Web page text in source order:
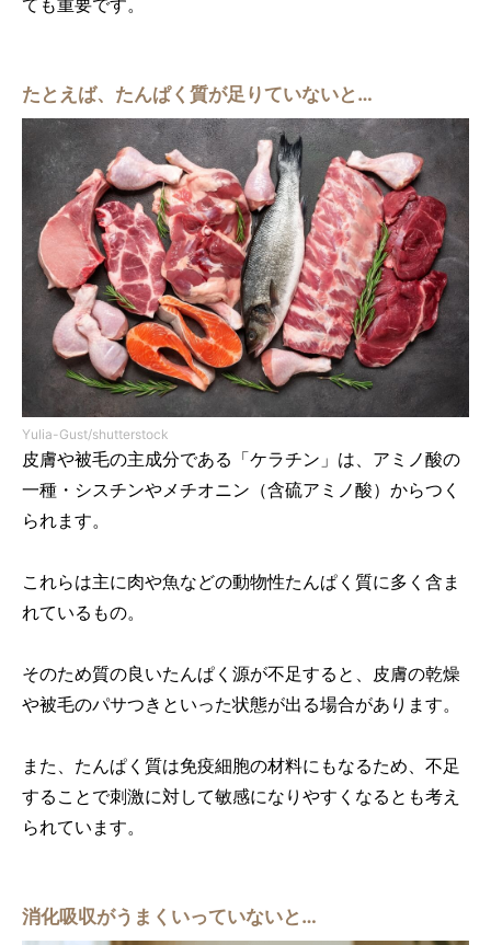
ても重要です。
たとえば、たんぱく質が足りていないと…
Yulia-Gust/shutterstock
皮膚や被毛の主成分である「ケラチン」は、アミノ酸の
一種・シスチンやメチオニン（含硫アミノ酸）からつく
られます。
これらは主に肉や魚などの動物性たんぱく質に多く含ま
れているもの。
そのため質の良いたんぱく源が不足すると、皮膚の乾燥
や被毛のパサつきといった状態が出る場合があります。
また、たんぱく質は免疫細胞の材料にもなるため、不足
することで刺激に対して敏感になりやすくなるとも考え
られています。
消化吸収がうまくいっていないと…